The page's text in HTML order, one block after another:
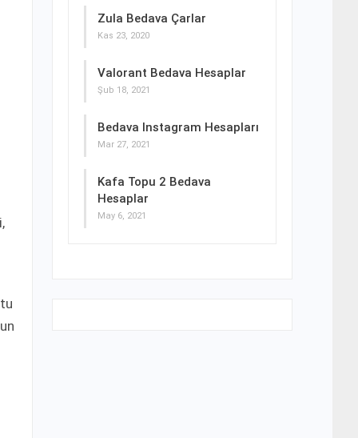
Zula Bedava Çarlar
Kas 23, 2020
Valorant Bedava Hesaplar
Şub 18, 2021
Bedava Instagram Hesapları
Mar 27, 2021
Kafa Topu 2 Bedava
Hesaplar
May 6, 2021